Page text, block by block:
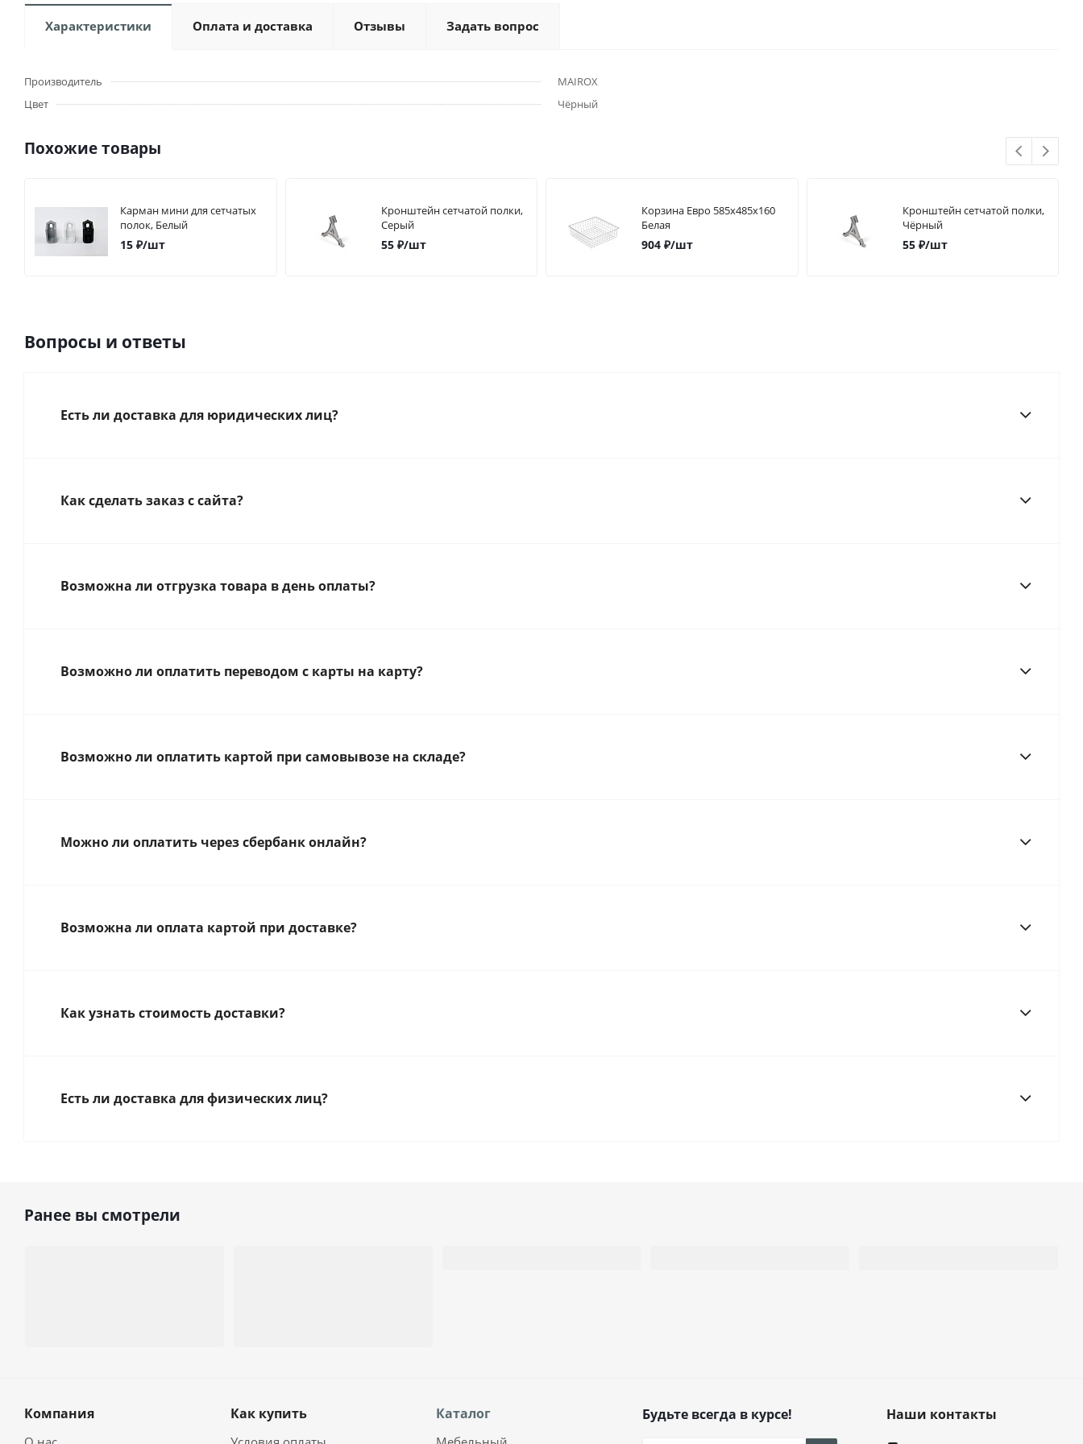
Характеристики Оплата и доставка Отзывы Задать вопрос
Производитель
MAIROX
Цвет
Чёрный
Похожие товары
Карман мини для сетчатых
полок, Белый
15 ₽/шт
Кронштейн сетчатой полки,
Серый
55₽/шт
Корзина Евро 585х485х160
Белая
904 ₽/шт
Кронштейн сетчатой полки,
Чёрный
55₽/шт
Вопросы и ответы
Есть ли доставка для юридических лиц?
Как сделать заказ с сайта?
Возможна ли отгрузка товара в день оплаты?
Возможно ли оплатить переводом с карты на карту?
Возможно ли оплатить картой при самовывозе на складе?
Можно ли оплатить через сбербанк онлайн?
Возможна ли оплата картой при доставке?
Как узнать стоимость доставки?
Есть ли доставка для физических лиц?
Ранее вы смотрели
Компания Как купить Каталог Будьте всегда в курсе!
Наши контакты